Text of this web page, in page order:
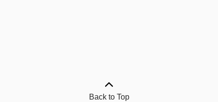
Back to Top